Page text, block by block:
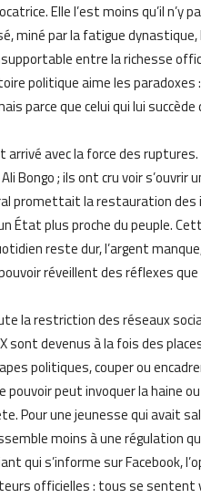
Elle l’est moins qu’il n’y
miné par la fatigue dynastique,
entre la richesse
politique aime les
parce que celui qui lui
arrivé avec la force des
Bongo ; ils ont cru voir s’ouvrir
promettait la restauration
État plus proche du peuple.
reste dur, l’argent
réveillent des réflexes que
la restriction des réseaux
sont devenus à la fois des
politiques, couper ou
peut invoquer la haine
Pour une jeunesse qui avait
moins à une régulation
qui s’informe sur Facebook,
officielles : tous se sentent